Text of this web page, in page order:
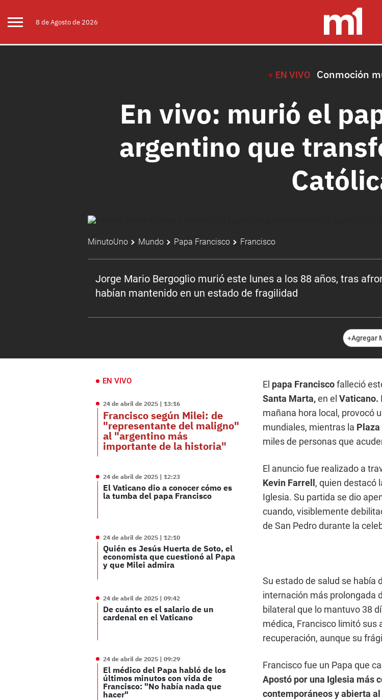
8 deAgostode 2026
EN VIVO Conmoción
En vivo: murió el
argentino que
MinutoUno Mundo Papa Francisco Francisco
Jorge Mario Bergoglio murió este lunes a los 88 años, tras
habían mantenido en un estado de fragilidad
+Agregar
EN VIVO
24 de abril de 2025 | 13:16
Francisco según Milei: de
"representante del maligno"
al "argentino más
importante de la historia"
24 de abril de 2025 | 12:23
El Vaticano dio a conocer cómo es
la tumba del papa Francisco
24 de abril de 2025 | 12:10
Quién es Jesús Huerta de Soto, el
economista que cuestionó al Papa
y que Milei admira
24 de abril de 2025 | 09:42
De cuánto es el salario de un
cardenal en el Vaticano
24 de abril de 2025 | 09:29
El médico del Papa habló de los
últimos minutos con vida de
Francisco: "No había nada que
hacer"
El papa Franciscofalleció
Santa Marta,en elVaticano.
mañana hora local, provocó
mundiales, mientras la
miles de personas que
El anuncio fue realizado a
Kevin Farrell , quien destacó
Iglesia. Su partida se dio
cuando, visiblemente
de San Pedro durante la
Su estado de salud se había
internación más prolongada
bilateral que lo mantuvo 38
médica, Francisco limitó sus
recuperación, aunque su
Francisco fue un Papa que
Apostó por una Iglesia más
contemporáneos y abierta